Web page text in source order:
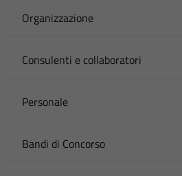
Organizzazione
Consulenti e collaboratori
Personale
Bandi di Concorso